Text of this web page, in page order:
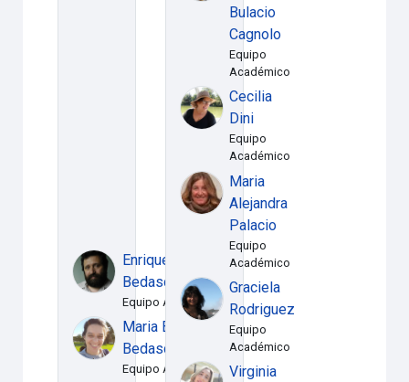
Enrique
Bedascarrasbure
Equipo Académico
Maria Belen
Bedascarrasbure
Equipo Académico
Bulacio
Cagnolo
Equipo
Académico
Cecilia
Dini
Equipo
Académico
Maria
Alejandra
Palacio
Equipo
Académico
Graciela
Rodriguez
Equipo
Académico
Virginia